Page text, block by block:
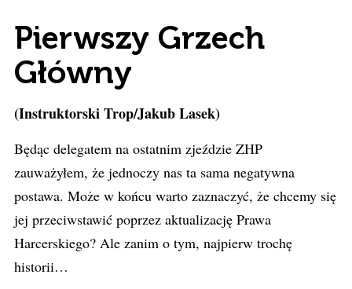
Pierwszy Grzech
Główny
(Instruktorski Trop/Jakub Lasek)
Będąc delegatem na ostatnim zjeździe ZHP
zauważyłem, że jednoczy nas ta sama negatywna
postawa. Może w końcu warto zaznaczyć, że chcemy się
jej przeciwstawić poprzez aktualizację Prawa
Harcerskiego? Ale zanim o tym, najpierw trochę
historii…